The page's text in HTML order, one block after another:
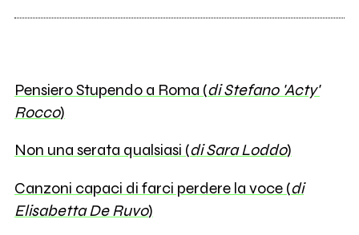
Pensiero Stupendo a Roma (di Stefano 'Acty'
Rocco)
Non una serata qualsiasi (di Sara Loddo)
Canzoni capaci di farci perdere la voce (di
Elisabetta De Ruvo)